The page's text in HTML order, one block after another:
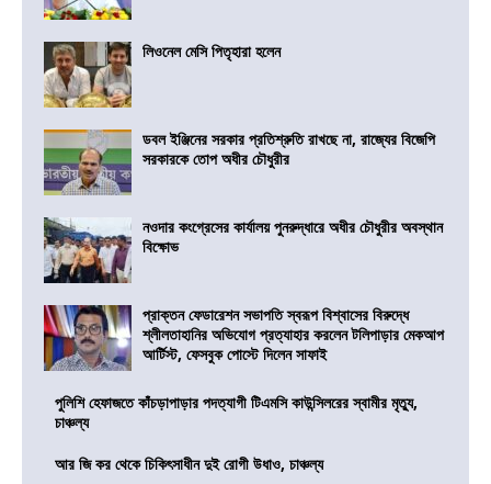
লিওনেল মেসি পিতৃহারা হলেন
ডবল ইঞ্জিনের সরকার প্রতিশ্রুতি রাখছে না, রাজ্যের বিজেপি
সরকারকে তোপ অধীর চৌধুরীর
নওদার কংগ্রেসের কার্যালয় পুনরুদ্ধারে অধীর চৌধুরীর অবস্থান
বিক্ষোভ
প্রাক্তন ফেডারেশন সভাপতি স্বরূপ বিশ্বাসের বিরুদ্ধে
শ্লীলতাহানির অভিযোগ প্রত্যাহার করলেন টলিপাড়ার মেকআপ
আর্টিস্ট, ফেসবুক পোস্টে দিলেন সাফাই
পুলিশি হেফাজতে কাঁচড়াপাড়ার পদত্যাগী টিএমসি কাউন্সিলরের স্বামীর মৃত্যু,
চাঞ্চল্য
আর জি কর থেকে চিকিৎসাধীন দুই রোগী উধাও, চাঞ্চল্য